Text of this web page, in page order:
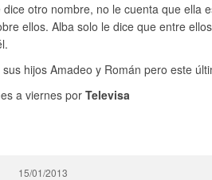
otro nombre, no le cuenta que ella
ellos. Alba solo le dice que entre
hijos Amadeo y Román pero este
a viernes porTelevisa
15/01/2013